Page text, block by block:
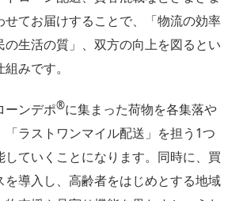
せてお届けすることで、「物流の効率
の生活の質」、双方の向上を図るとい
みです。
ーンデポ®︎に集まった荷物を各集落や
「ラストワンマイル配送」を担う1つ
していくことになります。同時に、買
を導入し、高齢者をはじめとする地域